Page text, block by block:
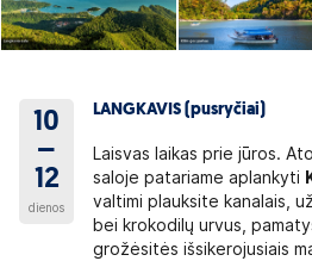
10
–
12
dienos
LANGKAVIS (pusryčiai)
Laisvas laikas prie jūros.
saloje patariame aplankyti
valtimi plauksite kanalais,
bei krokodilų urvus,
grožėsitės išsikerojusiais